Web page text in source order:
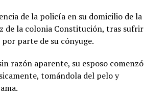
de la policía en su domicilio de la
de la colonia Constitución, tras sufrir
parte de su cónyuge.
razón aparente, su esposo comenzó
tomándola del pelo y